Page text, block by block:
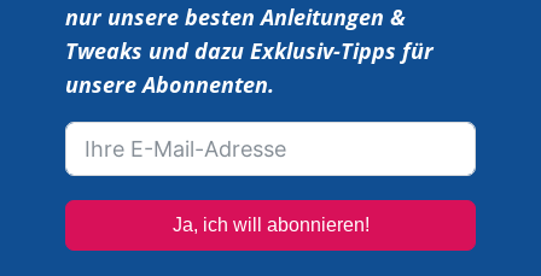
nur unsere besten Anleitungen &
Tweaks und dazu Exklusiv-Tipps für
unsere Abonnenten.
Ja, ich will abonnieren!